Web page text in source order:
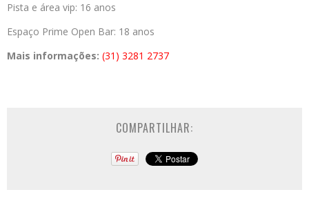
Pista e área vip: 16 anos
Espaço Prime Open Bar: 18 anos
Mais informações: (31) 3281 2737
COMPARTILHAR: